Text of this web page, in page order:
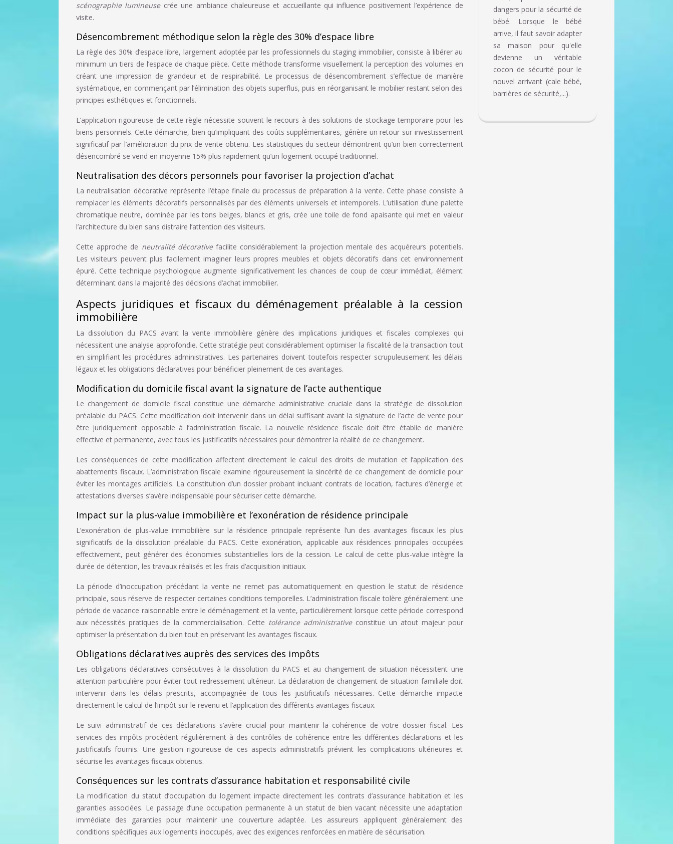
scénographie lumineuse crée une ambiance chaleureuse et accueillante qui influence positivement l’expérience de
visite.
Désencombrement méthodique selon la règle des 30% d’espace libre
La règle des 30% d’espace libre, largement adoptée par les professionnels du staging immobilier, consiste à libérer au
minimum un tiers de l’espace de chaque pièce. Cette méthode transforme visuellement la perception des volumes en
créant une impression de grandeur et de respirabilité. Le processus de désencombrement s’effectue de manière
systématique, en commençant par l’élimination des objets superflus, puis en réorganisant le mobilier restant selon des
principes esthétiques et fonctionnels.
L’application rigoureuse de cette règle nécessite souvent le recours à des solutions de stockage temporaire pour les
biens personnels. Cette démarche, bien qu’impliquant des coûts supplémentaires, génère un retour sur investissement
significatif par l’amélioration du prix de vente obtenu. Les statistiques du secteur démontrent qu’un bien correctement
désencombré se vend en moyenne 15% plus rapidement qu’un logement occupé traditionnel.
Neutralisation des décors personnels pour favoriser la projection d’achat
La neutralisation décorative représente l’étape finale du processus de préparation à la vente. Cette phase consiste à
remplacer les éléments décoratifs personnalisés par des éléments universels et intemporels. L’utilisation d’une palette
chromatique neutre, dominée par les tons beiges, blancs et gris, crée une toile de fond apaisante qui met en valeur
l’architecture du bien sans distraire l’attention des visiteurs.
Cette approche de neutralité décorativefacilite considérablement la projection mentale des acquéreurs potentiels.
Les visiteurs peuvent plus facilement imaginer leurs propres meubles et objets décoratifs dans cet environnement
épuré. Cette technique psychologique augmente significativement les chances de coup de cœur immédiat, élément
déterminant dans la majorité des décisions d’achat immobilier.
Aspects juridiques et fiscaux du déménagement préalable à la cession
immobilière
La dissolution du PACS avant la vente immobilière génère des implications juridiques et fiscales complexes qui
nécessitent une analyse approfondie. Cette stratégie peut considérablement optimiser la fiscalité de la transaction tout
en simplifiant les procédures administratives. Les partenaires doivent toutefois respecter scrupuleusement les délais
légaux et les obligations déclaratives pour bénéficier pleinement de ces avantages.
Modification du domicile fiscal avant la signature de l’acte authentique
Le changement de domicile fiscal constitue une démarche administrative cruciale dans la stratégie de dissolution
préalable du PACS. Cette modification doit intervenir dans un délai suffisant avant la signature de l’acte de vente pour
être juridiquement opposable à l’administration fiscale. La nouvelle résidence fiscale doit être établie de manière
effective et permanente, avec tous les justificatifs nécessaires pour démontrer la réalité de ce changement.
Les conséquences de cette modification affectent directement le calcul des droits de mutation et l’application des
abattements fiscaux. L’administration fiscale examine rigoureusement la sincérité de ce changement de domicile pour
éviter les montages artificiels. La constitution d’un dossier probant incluant contrats de location, factures d’énergie et
attestations diverses s’avère indispensable pour sécuriser cette démarche.
Impact sur la plus-value immobilière et l’exonération de résidence principale
L’exonération de plus-value immobilière sur la résidence principale représente l’un des avantages fiscaux les plus
significatifs de la dissolution préalable du PACS. Cette exonération, applicable aux résidences principales occupées
effectivement, peut générer des économies substantielles lors de la cession. Le calcul de cette plus-value intègre la
durée de détention, les travaux réalisés et les frais d’acquisition initiaux.
La période d’inoccupation précédant la vente ne remet pas automatiquement en question le statut de résidence
principale, sous réserve de respecter certaines conditions temporelles. L’administration fiscale tolère généralement une
période de vacance raisonnable entre le déménagement et la vente, particulièrement lorsque cette période correspond
aux nécessités pratiques de la commercialisation. Cette tolérance administrative constitue un atout majeur pour
optimiser la présentation du bien tout en préservant les avantages fiscaux.
Obligations déclaratives auprès des services des impôts
Les obligations déclaratives consécutives à la dissolution du PACS et au changement de situation nécessitent une
attention particulière pour éviter tout redressement ultérieur. La déclaration de changement de situation familiale doit
intervenir dans les délais prescrits, accompagnée de tous les justificatifs nécessaires. Cette démarche impacte
directement le calcul de l’impôt sur le revenu et l’application des différents avantages fiscaux.
Le suivi administratif de ces déclarations s’avère crucial pour maintenir la cohérence de votre dossier fiscal. Les
services des impôts procèdent régulièrement à des contrôles de cohérence entre les différentes déclarations et les
justificatifs fournis. Une gestion rigoureuse de ces aspects administratifs prévient les complications ultérieures et
sécurise les avantages fiscaux obtenus.
Conséquences sur les contrats d’assurance habitation et responsabilité civile
La modification du statut d’occupation du logement impacte directement les contrats d’assurance habitation et les
garanties associées. Le passage d’une occupation permanente à un statut de bien vacant nécessite une adaptation
immédiate des garanties pour maintenir une couverture adaptée. Les assureurs appliquent généralement des
conditions spécifiques aux logements inoccupés, avec des exigences renforcées en matière de sécurisation.
dangers pour la sécurité de
bébé. Lorsque le bébé
arrive, il faut savoir adapter
sa maison pour qu'elle
devienne un véritable
cocon de sécurité pour le
nouvel arrivant (cale bébé,
barrières de sécurité,...).